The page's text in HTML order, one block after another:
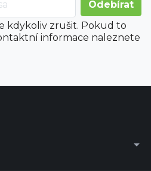
kdykoliv zrušit. Pokud to
informace naleznete
arrow_drop_down